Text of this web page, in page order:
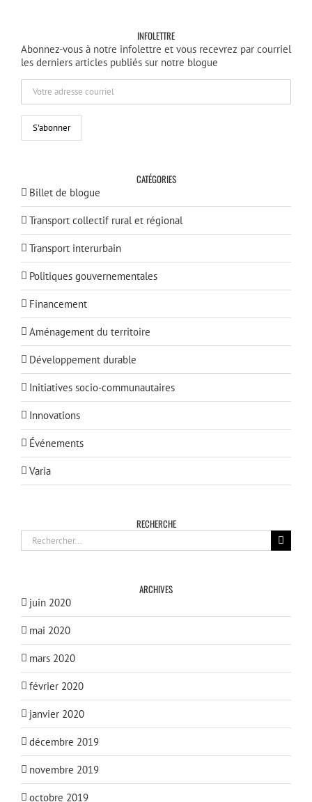
INFOLETTRE
Abonnez-vous à notre infolettre et vous recevrez par courriel
les derniers articles publiés sur notre blogue
CATÉGORIES
Billet de blogue
Transport collectif rural et régional
Transport interurbain
Politiques gouvernementales
Financement
Aménagement du territoire
Développement durable
Initiatives socio-communautaires
Innovations
Événements
Varia
RECHERCHE
Rechercher:
ARCHIVES
juin 2020
mai 2020
mars 2020
février 2020
janvier 2020
décembre 2019
novembre 2019
octobre 2019